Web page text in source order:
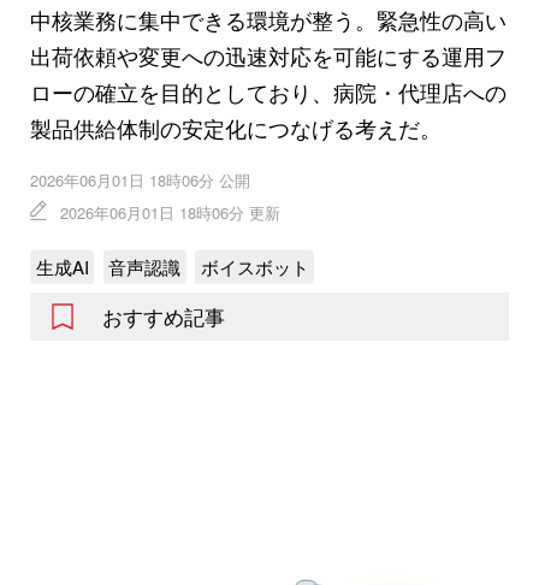
中核業務に集中できる環境が整う。緊急性の高い
出荷依頼や変更への迅速対応を可能にする運用フ
ローの確立を目的としており、病院・代理店への
製品供給体制の安定化につなげる考えだ。
2026年06月01日 18時06分 公開
2026年06月01日 18時06分 更新
生成AI 音声認識 ボイスボット
おすすめ記事